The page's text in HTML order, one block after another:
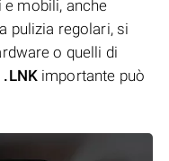
mobili, anche
pulizia regolari, si
o quelli di
.LNKimportante può